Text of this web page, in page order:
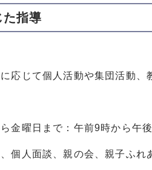
た指導
応じて個人活動や集団活動、
金曜日まで：午前9時から午
個人面談、親の会、親子ふれ